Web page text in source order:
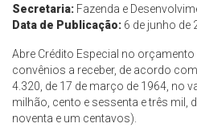
Secretaria: Fazenda e
Data de Publicação: 6 de junho de
Abre Crédito Especial no
convênios a receber, de acordo
4.320, de 17 de março de 1964, no
milhão, cento e sessenta e três mil,
noventa e um centavos).